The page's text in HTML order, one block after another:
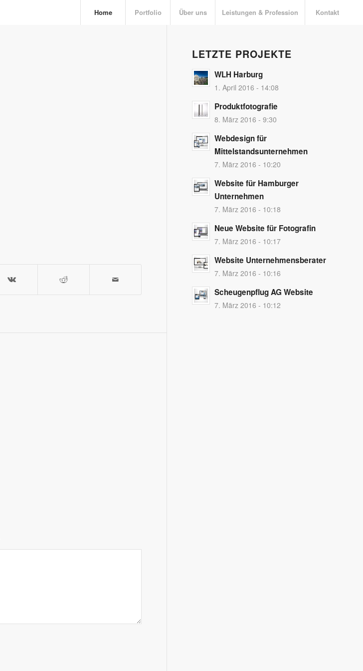
Home Portfolio Über uns Leistungen & Profession Kontakt
LETZTE PROJEKTE
WLH Harburg
1. April 2016 - 14:08
Produktfotografie
8. März 2016 - 9:30
Webdesign für
Mittelstandsunternehmen
7. März 2016 - 10:20
Website für Hamburger
Unternehmen
7. März 2016 - 10:18
Neue Website für Fotografin
7. März 2016 - 10:17
Website Unternehmensberater
7. März 2016 - 10:16
Scheugenpflug AG Website
7. März 2016 - 10:12